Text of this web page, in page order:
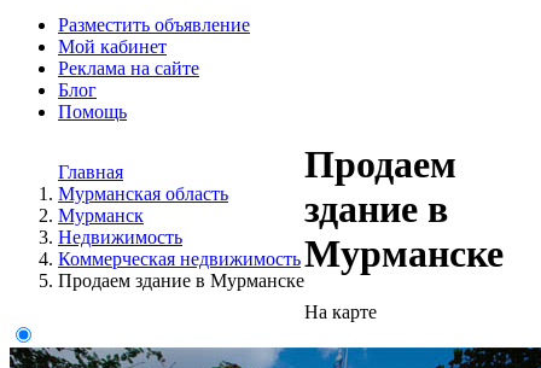
Разместить объявление
Мой кабинет
Реклама на сайте
Блог
Помощь
Главная
Мурманская область
Мурманск
Недвижимость
Коммерческая недвижимость
Продаем здание в Мурманске
Продаем
здание в
Мурманске
На карте